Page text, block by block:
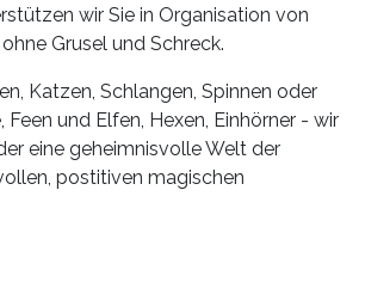
wir Sie in Organisation von
Grusel und Schreck.
Katzen, Schlangen, Spinnen oder
Feen und Elfen, Hexen, Einhörner - wir
eine geheimnisvolle Welt der
postitiven magischen